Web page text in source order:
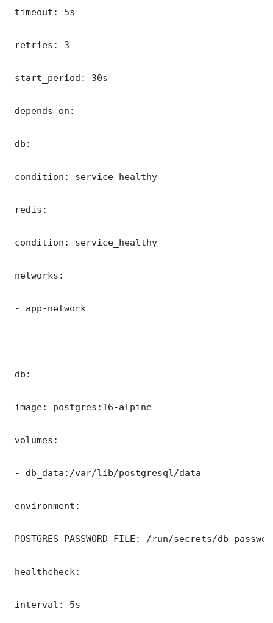
timeout: 5s
retries: 3
start_period: 30s
depends_on:
db:
condition: service_healthy
redis:
condition: service_healthy
networks:
- app-network
db:
image: postgres:16-alpine
volumes:
- db_data:/var/lib/postgresql/data
environment:
POSTGRES_PASSWORD_FILE: /run/secrets/
healthcheck:
interval: 5s